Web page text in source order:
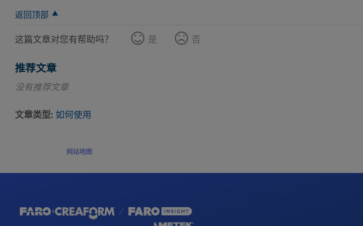
返回顶部
这篇文章对您有帮助吗？ 是 否
推荐文章
没有推荐文章
文章类型 如何使用
网站地图